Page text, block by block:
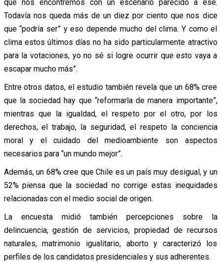
que nos encontremos con un escenario parecido a ese.
Todavía nos queda más de un diez por ciento que nos dice
que “podría ser” y eso depende mucho del clima. Y como el
clima estos últimos días no ha sido particularmente atractivo
para la votaciones, yo no sé si logre ocurrir que esto vaya a
escapar mucho más”.
Entre otros datos, el estudio también revela que un 68% cree
que la sociedad hay que “reformarla de manera importante”,
mientras que la igualdad, el respeto por el otro, por los
derechos, el trabajo, la seguridad, el respeto la conciencia
moral y el cuidado del medioambiente son aspectos
necesarios para “un mundo mejor”.
Además, un 68% cree que Chile es un país muy desigual, y un
52% piensa que la sociedad no corrige estas inequidades
relacionadas con el medio social de origen.
La encuesta midió también percepciones sobre la
delincuencia, gestión de servicios, propiedad de recursos
naturales, matrimonio igualitario, aborto y caracterizó los
perfiles de los candidatos presidenciales y sus adherentes.